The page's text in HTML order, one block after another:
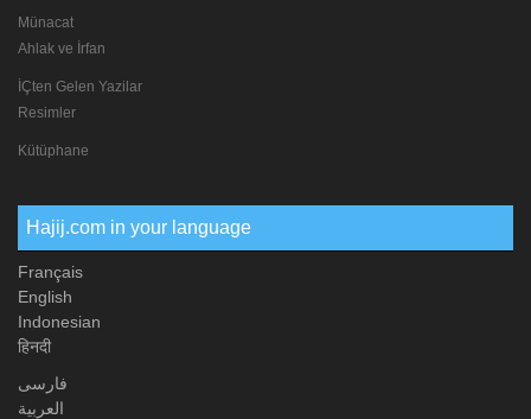
Münacat
Ahlak ve İrfan
İÇten Gelen Yazilar
Resimler
Kütüphane
Hajij.com in your language
Français
English
Indonesian
हिनदी
فارسی
العربیة